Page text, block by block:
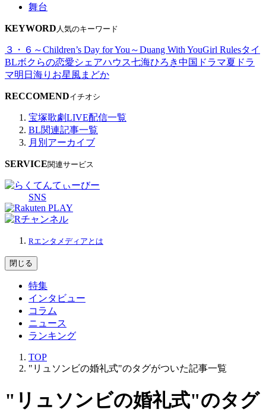
舞台
KEYWORD 人気のキーワード
３・６～Children’s Day for You～Duang With YouGirl Rulesタイ
BLボクらの恋愛シェアハウス七海ひろき中国ドラマ夏ドラ
マ明日海りお星風まどか
RECCOMENDイチオシ
宝塚歌劇LIVE配信一覧
BL関連記事一覧
月別アーカイブ
SERVICE関連サービス
SNS
Rエンタメディアとは
閉じる
特集
インタビュー
コラム
ニュース
ランキング
TOP
"リュソンビの婚礼式"のタグがついた記事一覧
"リュソンビの婚礼式"のタグ